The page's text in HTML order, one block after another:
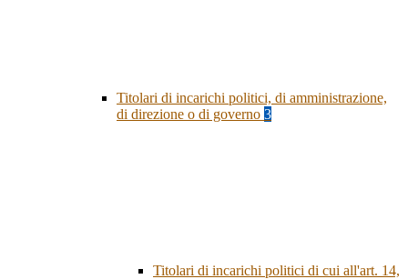
Titolari di incarichi politici, di amministrazione,
di direzione o di governo 3
Titolari di incarichi politici di cui all'art. 14,